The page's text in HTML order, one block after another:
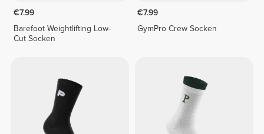
€7.99
Barefoot Weightlifting Low-
Cut Socken
€7.99
GymPro Crew Socken